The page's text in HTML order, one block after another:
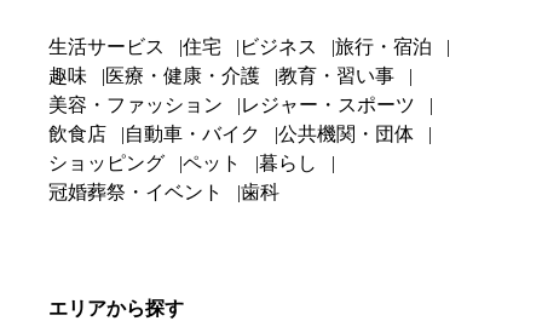
生活サービス 住宅 ビジネス
旅行・宿泊
趣味
医療・健康・介護
教育・習い事
美容・ファッション
レジャー・スポーツ
飲食店
自動車・バイク
公共機関・団体
ショッピング
ペット
暮らし
冠婚葬祭・イベント
歯科
エリアから探す